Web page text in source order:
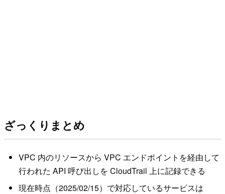
ざっくりまとめ
VPC 内のリソースから VPC エンドポイントを経由して
行われた API 呼び出しを CloudTrail 上に記録できる
現在時点（2025/02/15）で対応しているサービスは